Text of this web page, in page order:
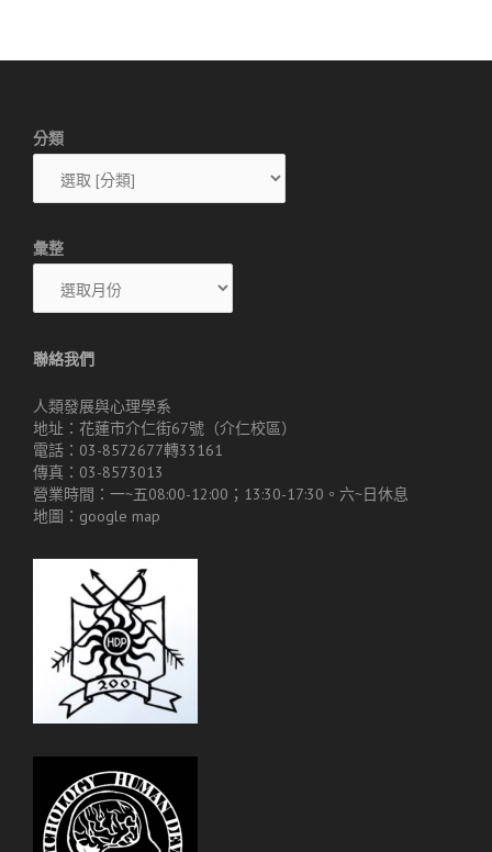
分類
彙整
聯絡我們
人類發展與心理學系
地址：花蓮市介仁街67號（介仁校區）
電話：03-8572677轉33161
傳真：03-8573013
營業時間：一~五08:00-12:00；13:30-17:30。六~日休息
地圖： google map